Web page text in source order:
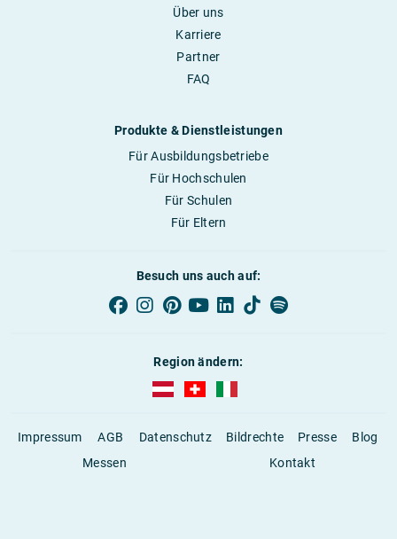
Über uns
Karriere
Partner
FAQ
Produkte & Dienstleistungen
Für Ausbildungsbetriebe
Für Hochschulen
Für Schulen
Für Eltern
Besuch uns auch auf:
Region ändern:
AUBI-plus Österreich (deutsch)
Impressum AGB Datenschutz Bildrechte Presse
Blog
Messen
Kontakt